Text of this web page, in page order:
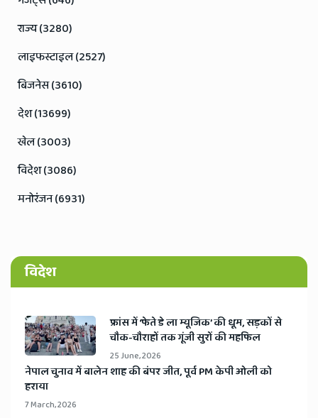
राज्य (3280)
लाइफस्टाइल (2527)
बिजनेस (3610)
देश (13699)
खेल (3003)
विदेश (3086)
मनोरंजन (6931)
विदेश
​फ्रांस में ‘फेते डे ला म्यूजिक’ की धूम, सड़कों से
चौक-चौराहों तक गूंजी सुरों की महफिल
25 June, 2026
​नेपाल चुनाव में बालेन शाह की बंपर जीत, पूर्व PM केपी ओली को
हराया
7 March, 2026